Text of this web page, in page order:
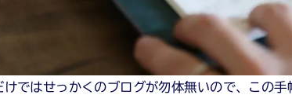
ではせっかくのブログが勿体無いので、この